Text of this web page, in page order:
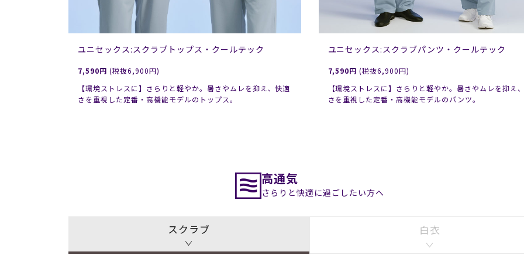
ユニセックス:スクラブトップス・クールテック
7,590円 (税抜6,900円)
【環境ストレスに】さらりと軽やか。暑さやムレを抑え、快適
さを重視した定番・高機能モデルのトップス。
ユニセックス:スクラブパンツ・クールテック
7,590円 (税抜6,900円)
【環境ストレスに】さらりと軽やか。暑さやムレを抑え
さを重視した定番・高機能モデルのパンツ。
高通気
さらりと快適に過ごしたい方へ
スクラブ 白衣